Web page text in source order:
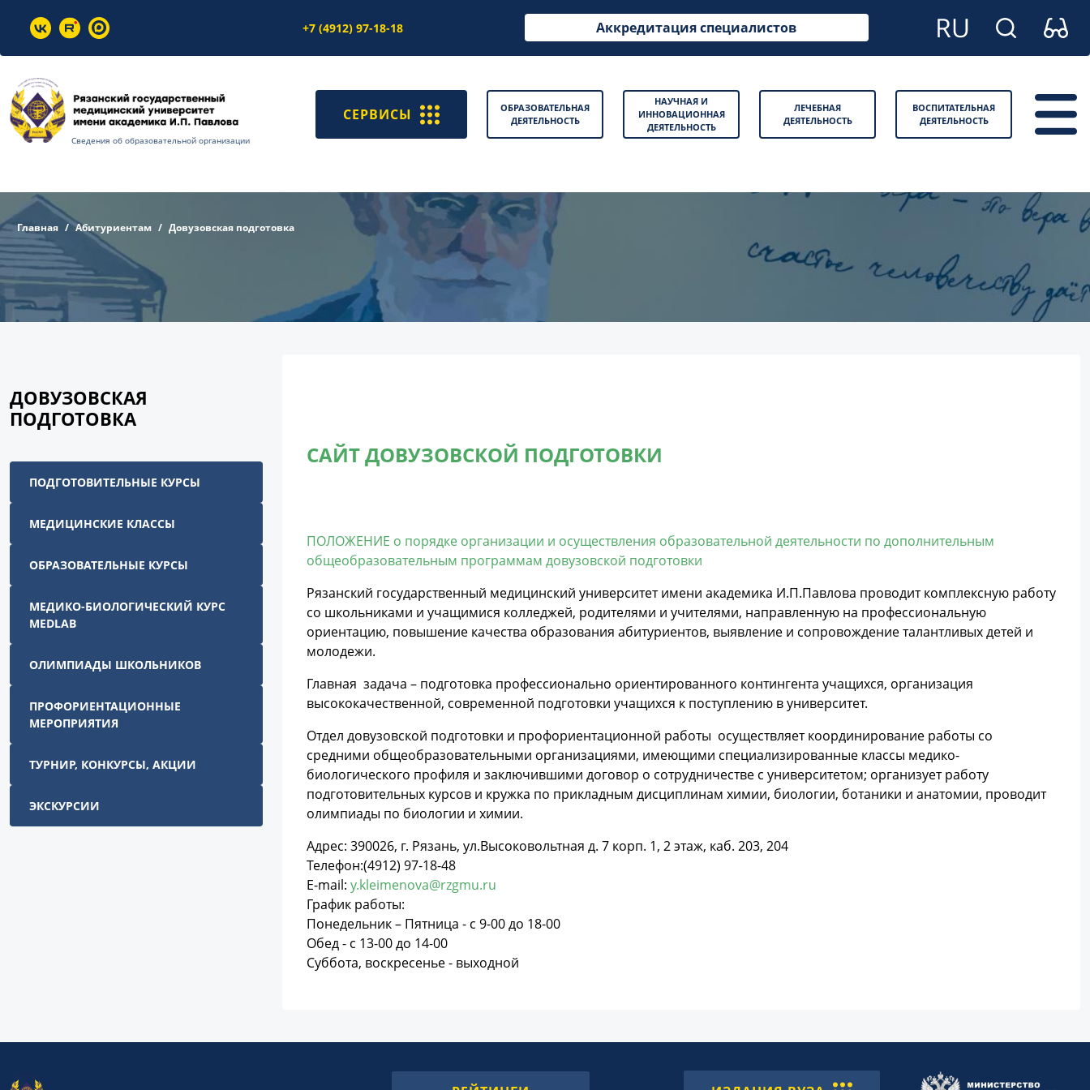
+7 (4912) 97-18-18 Аккредитация специалистов
Сведения об образовательной организации
СЕРВИСЫ
ОБРАЗОВАТЕЛЬНАЯ
ДЕЯТЕЛЬНОСТЬ
НАУЧНАЯ И
ИННОВАЦИОННАЯ
ДЕЯТЕЛЬНОСТЬ
ЛЕЧЕБНАЯ
ДЕЯТЕЛЬНОСТЬ
ВОСПИТАТЕЛЬНАЯ
ДЕЯТЕЛЬНОСТЬ
Главная Абитуриентам Довузовская подготовка
ДОВУЗОВСКАЯ
ПОДГОТОВКА
ПОДГОТОВИТЕЛЬНЫЕ КУРСЫ
МЕДИЦИНСКИЕ КЛАССЫ
ОБРАЗОВАТЕЛЬНЫЕ КУРСЫ
МЕДИКО-БИОЛОГИЧЕСКИЙ КУРС
MEDLAB
ОЛИМПИАДЫ ШКОЛЬНИКОВ
ПРОФОРИЕНТАЦИОННЫЕ
МЕРОПРИЯТИЯ
ТУРНИР, КОНКУРСЫ, АКЦИИ
ЭКСКУРСИИ
САЙТ ДОВУЗОВСКОЙ ПОДГОТОВКИ
ПОЛОЖЕНИЕ о порядке организации и осуществления образовательной деятельности по дополнительным
общеобразовательным программам довузовской подготовки
Рязанский государственный медицинский университет имени академика И.П.Павлова проводит комплексную работу
со школьниками и учащимися колледжей, родителями и учителями, направленную на профессиональную
ориентацию, повышение качества образования абитуриентов, выявление и сопровождение талантливых детей и
молодежи.
Главная задача – подготовка профессионально ориентированного контингента учащихся, организация
высококачественной, современной подготовки учащихся к поступлению в университет.
Отдел довузовской подготовки и профориентационной работы осуществляет координирование работы со
средними общеобразовательными организациями, имеющими специализированные классы медико-
биологического профиля и заключившими договор о сотрудничестве с университетом; организует работу
подготовительных курсов и кружка по прикладным дисциплинам химии, биологии, ботаники и анатомии, проводит
олимпиады по биологии и химии.
Адрес: 390026, г. Рязань, ул.Высоковольтная д. 7 корп. 1, 2 этаж, каб. 203, 204
Телефон:(4912) 97-18-48
E-mail: y.kleimenova@rzgmu.ru
График работы:
Понедельник – Пятница - с 9-00 до 18-00
Обед - с 13-00 до 14-00
Суббота, воскресенье - выходной